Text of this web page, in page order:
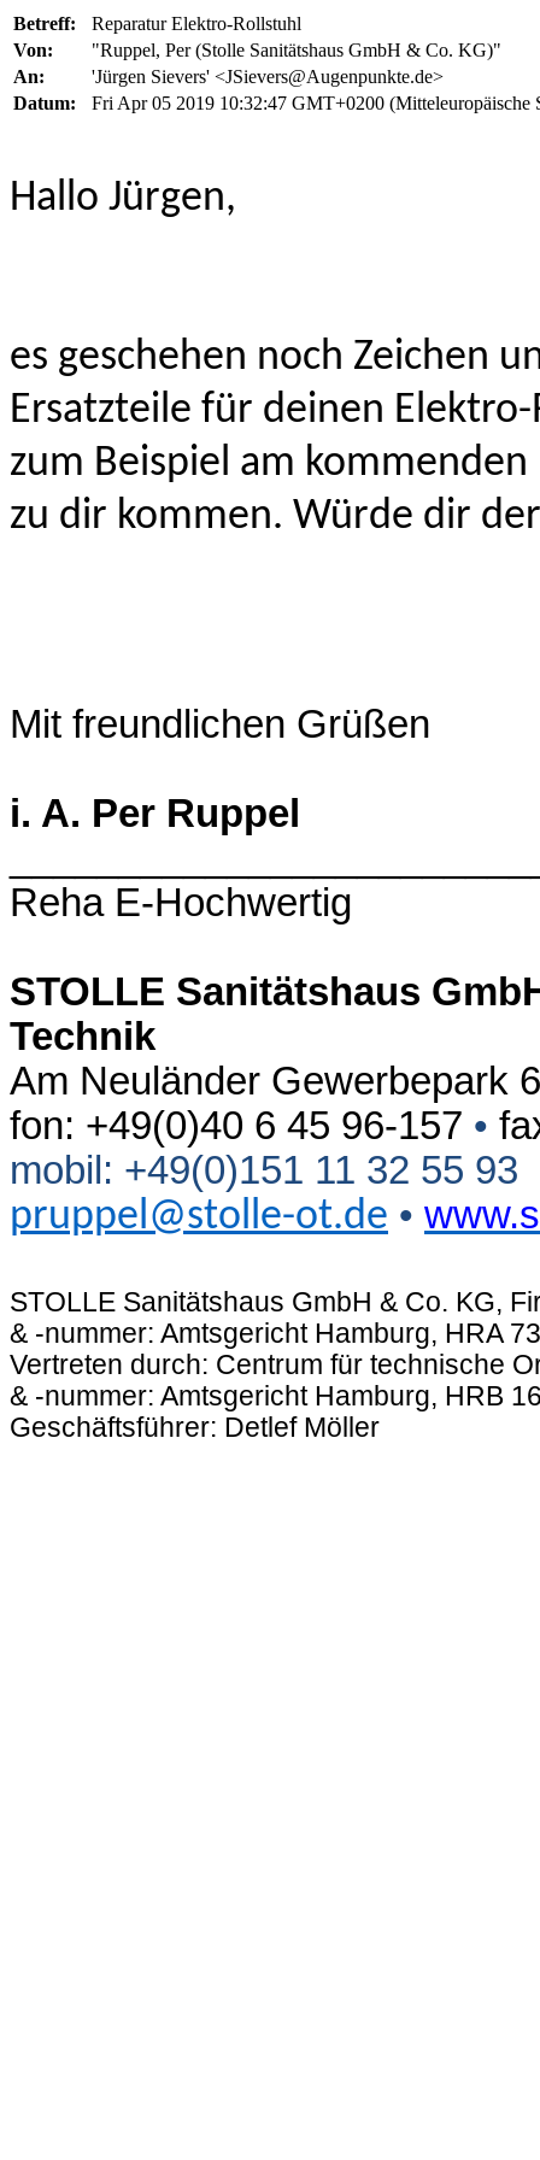
Betreff:
Reparatur Elektro-Rollstuhl
Von:
"Ruppel, Per (Stolle Sanitätshaus GmbH & Co. KG)"
An:
'Jürgen Sievers' <JSievers@Augenpunkte.de>
Datum:
Fri Apr 05 2019 10:32:47 GMT+0200 (Mitteleuropäische
Hallo Jürgen,
es geschehen noch Zeichen
Ersatzteile für deinen
zum Beispiel am
zu dir kommen. Würde dir
Mit freundlichen Grüßen
i. A. Per Ruppel
Reha E-Hochwertig
STOLLE Sanitätshaus
Technik
Am Neuländer Gewerbepark
fon: +49(0)40 6 45 96-157 •
mobil: +49(0)151 11 32 55 93
pruppel@stolle-ot.de •
STOLLE Sanitätshaus GmbH & Co. KG,
& -nummer: Amtsgericht Hamburg, HRA
Vertreten durch: Centrum für technische
& -nummer: Amtsgericht Hamburg, HRB
Geschäftsführer: Detlef Möller